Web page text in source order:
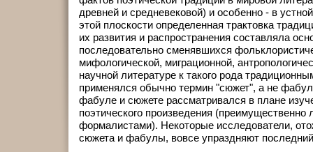
древней и средневековой) и особенно - в
этой плоскости определенная трактовка
их развития и распространения составляла
последовательно сменявшихся
мифологической, миграционной,
научной литературе к такого рода
применялся обычно термин "сюжет", а не
фабуле и сюжете рассматривался в плане
поэтического произведения (преимущественно
формалистами). Некоторые исследователи,
сюжета и фабулы, вовсе упраздняют